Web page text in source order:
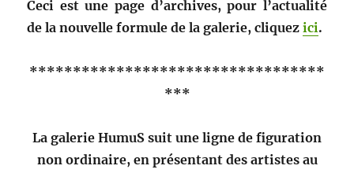
Ceci est une page d’archives, pour l’ac­tu­al­ité
de la nou­velle for­mule de la galerie, cliquezici.
**********************************
***
La galerie HumuS suit une ligne de fig­u­ra­tion
non ordi­naire, en présen­tant des artistes au